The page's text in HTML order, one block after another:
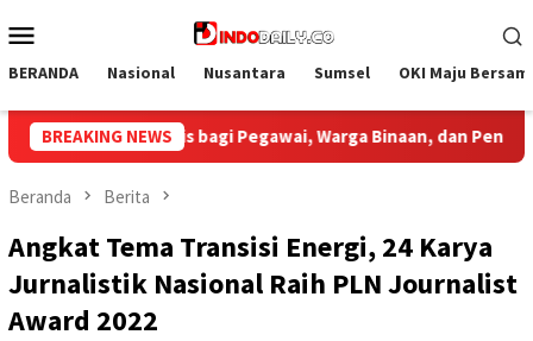
ke
Mobile
BERANDA Nasional Nusantara Sumsel OKI Maju
BREAKING NEWS
dan Pengunjung Bupati Muba Sambut Aspirasi
Beranda Berita
Angkat Tema Transisi Energi, 24 Karya
Jurnalistik Nasional Raih PLN Journalist
Award 2022